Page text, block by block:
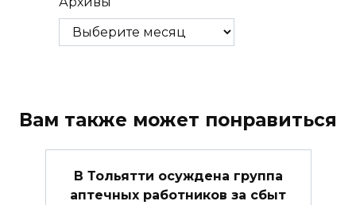
Вам также может понравиться
В Тольятти осуждена группа
аптечных работников за сбыт